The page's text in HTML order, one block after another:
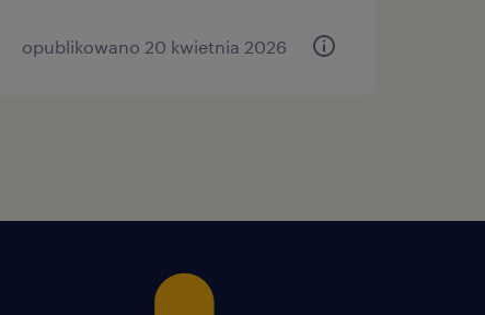
opublikowano 20 kwietnia 2026